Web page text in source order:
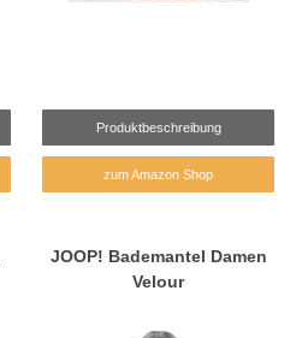
Produktbeschreibung
zum Amazon Shop
JOOP! Bademantel Damen
Velour